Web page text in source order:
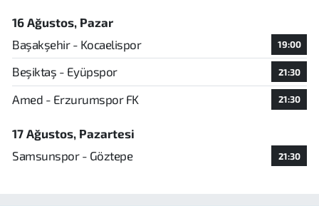
16 Ağustos, Pazar
Başakşehir - Kocaelispor
19:00
Beşiktaş - Eyüpspor 21:30
Amed - Erzurumspor FK 21:30
17 Ağustos, Pazartesi
Samsunspor - Göztepe
21:30